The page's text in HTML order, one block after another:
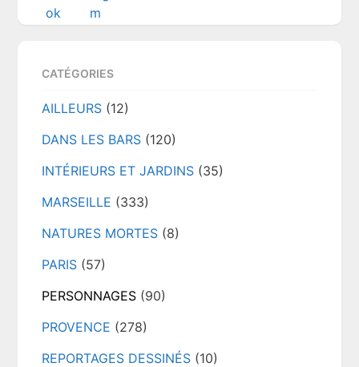
CATÉGORIES
AILLEURS (12)
DANS LES BARS (120)
INTÉRIEURS ET JARDINS (35)
MARSEILLE (333)
NATURES MORTES (8)
PARIS (57)
PERSONNAGES (90)
PROVENCE (278)
REPORTAGES DESSINÉS (10)